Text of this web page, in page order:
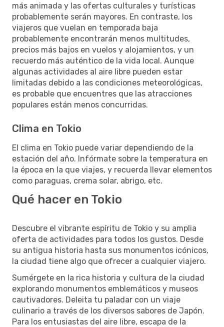
más animada y las ofertas culturales y turísticas
probablemente serán mayores. En contraste, los
viajeros que vuelan en temporada baja
probablemente encontrarán menos multitudes,
precios más bajos en vuelos y alojamientos, y un
recuerdo más auténtico de la vida local. Aunque
algunas actividades al aire libre pueden estar
limitadas debido a las condiciones meteorológicas,
es probable que encuentres que las atracciones
populares están menos concurridas.
Clima en Tokio
El clima en Tokio puede variar dependiendo de la
estación del año. Infórmate sobre la temperatura en
la época en la que viajes, y recuerda llevar elementos
como paraguas, crema solar, abrigo, etc.
Qué hacer en Tokio
Descubre el vibrante espíritu de Tokio y su amplia
oferta de actividades para todos los gustos. Desde
su antigua historia hasta sus monumentos icónicos,
la ciudad tiene algo que ofrecer a cualquier viajero.
Sumérgete en la rica historia y cultura de la ciudad
explorando monumentos emblemáticos y museos
cautivadores. Deleita tu paladar con un viaje
culinario a través de los diversos sabores de Japón.
Para los entusiastas del aire libre, escapa de la